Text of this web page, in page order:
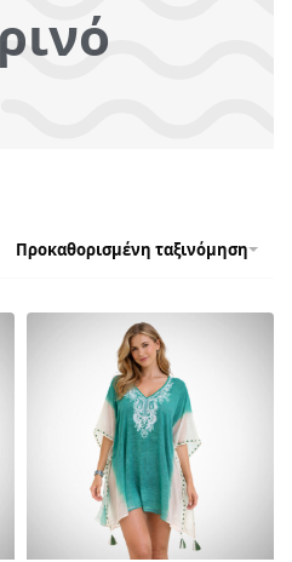
Προκαθορισμένη ταξινόμηση